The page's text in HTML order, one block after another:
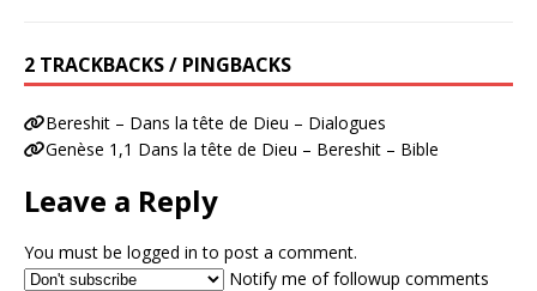
2 TRACKBACKS / PINGBACKS
Bereshit – Dans la tête de Dieu – Dialogues
Genèse 1,1 Dans la tête de Dieu – Bereshit – Bible
Leave a Reply
You must be logged in to post a comment.
Notify me of followup comments